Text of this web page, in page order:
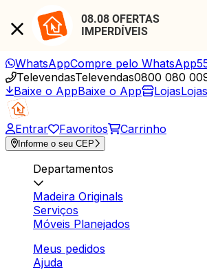
08.08 OFERTAS
IMPERDÍVEIS
WhatsAppCompre pelo WhatsApp
TelevendasTelevendas0800 080
Baixe o AppBaixe o App Lojas
Entrar Favoritos Carrinho
Informe o seu CEP
Departamentos
Madeira Originals
Serviços
Móveis Planejados
Meus pedidos
Ajuda